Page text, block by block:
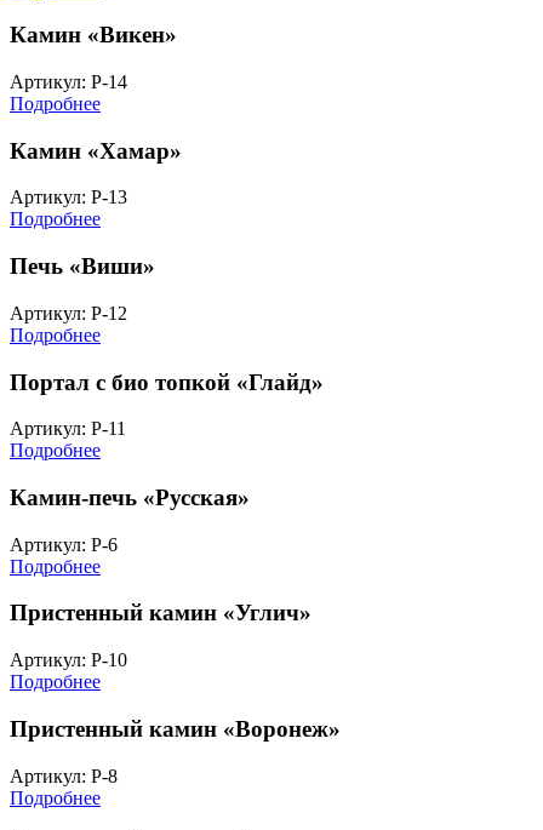
Камин «Викен»
Артикул: Р-14
Подробнее
Камин «Хамар»
Артикул: Р-13
Подробнее
Печь «Виши»
Артикул: Р-12
Подробнее
Портал с био топкой «Глайд»
Артикул: Р-11
Подробнее
Камин-печь «Русская»
Артикул: Р-6
Подробнее
Пристенный камин «Углич»
Артикул: Р-10
Подробнее
Пристенный камин «Воронеж»
Артикул: Р-8
Подробнее